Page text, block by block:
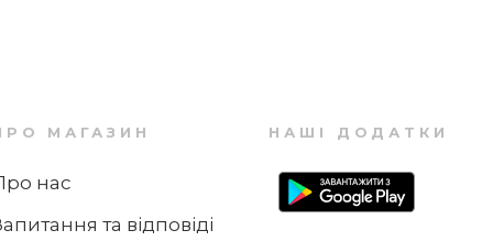
МАГАЗИН
нас
та відповіді
НАШІ ДОДАТКИ